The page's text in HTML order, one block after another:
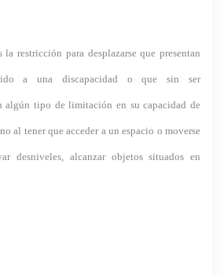
la restricción para desplazarse que presentan
a una discapacidad o que sin ser
algún tipo de limitación en su capacidad de
al tener que acceder a un espacio o moverse
desniveles, alcanzar objetos situados en